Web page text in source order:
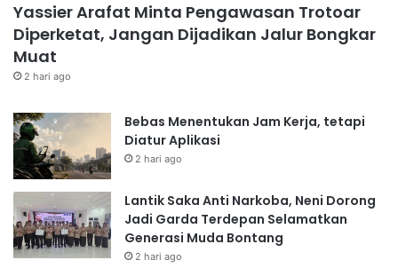
Yassier Arafat Minta Pengawasan Trotoar
Diperketat, Jangan Dijadikan Jalur Bongkar
Muat
2 hari ago
Bebas Menentukan Jam Kerja, tetapi
Diatur Aplikasi
2 hari ago
Lantik Saka Anti Narkoba, Neni Dorong
Jadi Garda Terdepan Selamatkan
Generasi Muda Bontang
2 hari ago